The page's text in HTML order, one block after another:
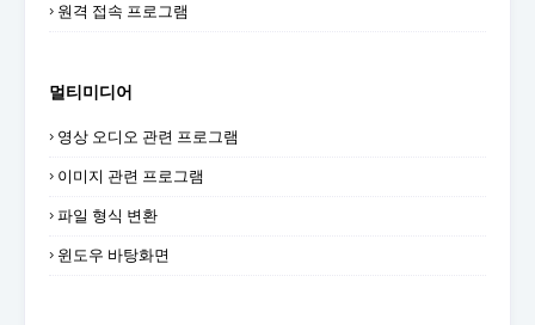
원격 접속 프로그램
멀티미디어
영상 오디오 관련 프로그램
이미지 관련 프로그램
파일 형식 변환
윈도우 바탕화면